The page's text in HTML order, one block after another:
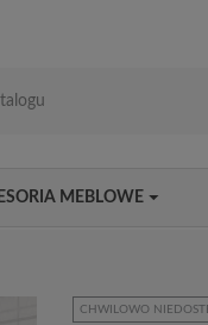
MEBLOWE
CHWILOWO